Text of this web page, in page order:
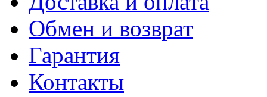
Обмен и возврат
Гарантия
Контакты